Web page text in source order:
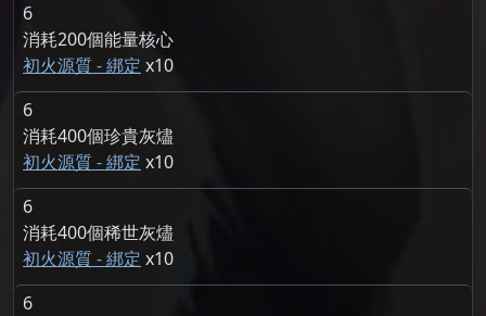
6
消耗200個能量核心
初火源質 - 綁定
10
6
消耗400個珍貴灰燼
初火源質 - 綁定
10
6
消耗400個稀世灰燼
初火源質 - 綁定
10
6